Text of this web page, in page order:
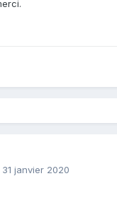
31 janvier 2020